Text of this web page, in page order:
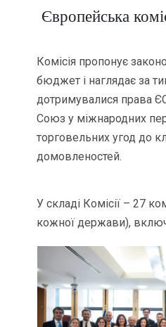
Європейська
Комісія пропонує
бюджет і наглядає за
дотримувалися права
Союз у міжнародних
торговельних угод до
домовленостей.
У складі Комісії – 27
кожної держави),